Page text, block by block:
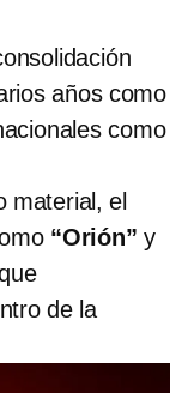
años como
como
material, el
“Orión” y
de la